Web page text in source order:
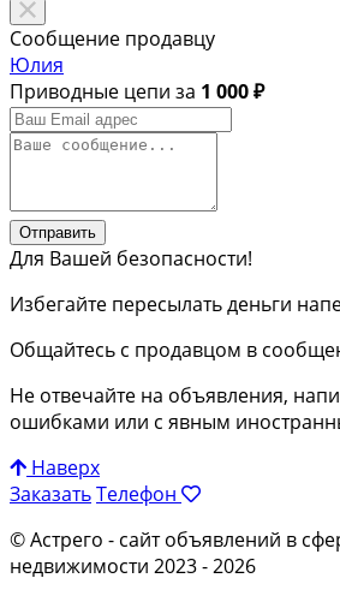
Сообщение продавцу
Юлия
Приводные цепи за 1 000 ₽
Отправить
Для Вашей безопасности!
Избегайте пересылать деньги
Общайтесь с продавцом в
Не отвечайте на объявления,
ошибками или с явным
Наверх
ЗаказатьТелефон
© Астрего - сайт объявлений в
недвижимости 2023 - 2026